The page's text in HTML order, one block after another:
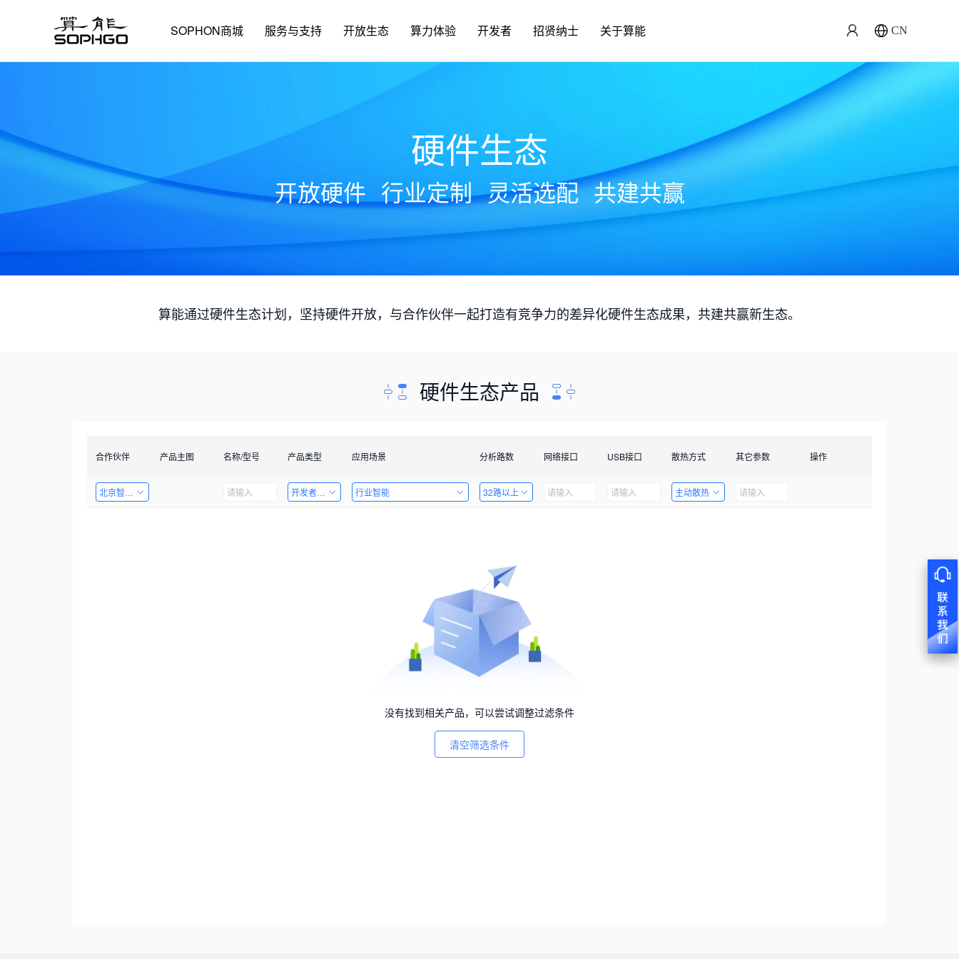
SOPHON商城 服务与支持 开放生态 算力体验 开发者 招贤纳士 关于算能 CN
硬件生态
开放硬件 行业定制 灵活选配 共建共赢
算能通过硬件生态计划，坚持硬件开放，与合作伙伴一起打造有竞争力的差异化硬件生态成果，共建共赢新生态。
硬件生态产品
合作伙伴 产品主图 名称/型号 产品类型 应用场景 分析路数 网络接口 USB接口 散热方式 其它参数 操作
北京智启图瞳科技有限公司 开发者套件 行业智能 32路以上 主动散热
没有找到相关产品，可以尝试调整过滤条件
清空筛选条件